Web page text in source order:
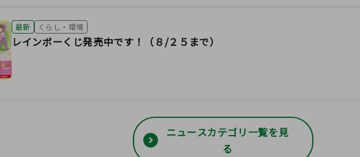
最新 くらし・環境
レインボーくじ発売中です！（８/２５まで）
ニュースカテゴリ一覧を見
る